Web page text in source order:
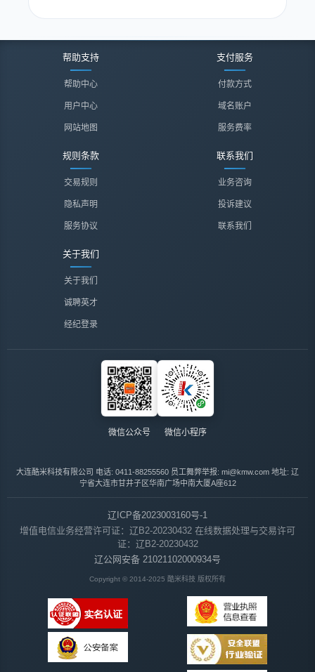
帮助支持
帮助中心
用户中心
网站地图
支付服务
付款方式
域名账户
服务费率
规则条款
交易规则
隐私声明
服务协议
联系我们
业务咨询
投诉建议
联系我们
关于我们
关于我们
诚聘英才
经纪登录
微信公众号 微信小程序
大连酷米科技有限公司 电话: 0411-88255560 员工舞弊举报: mi@kmw.com 地址: 辽
宁省大连市甘井子区华南广场中南大厦A座612
辽ICP备2023003160号-1
增值电信业务经营许可证：辽B2-20230432 在线数据处理与交易许可
证：辽B2-20230432
辽公网安备 21021102000934号
Copyright © 2014-2025 酷米科技 版权所有